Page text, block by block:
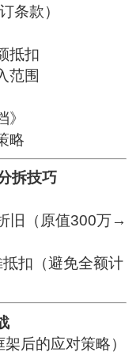
条款）
抵扣
范围
略
拆技巧
旧（原值300万→
扣（避免全额计
后的应对策略）